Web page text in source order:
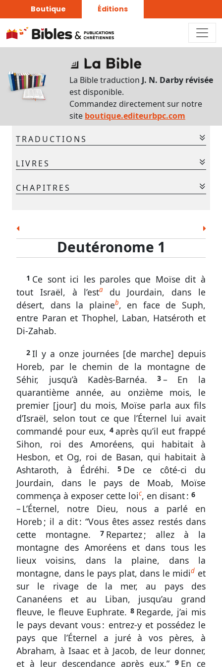
Boutique Éditions
La Bible traduction J. N. Darby révisée
est disponible.
Commandez directement sur notre
site boutique.editeurbpc.com
TRADUCTIONS
La Bible - Traduction J. N. Darby
LIVRES
Ancien Testament
Jér. Lam. Ézé. Dan.
Soph.
Agg. Zach. Mal.
Nouveau Testament
2 Cor.
Gal.
2 Jean 3 Jean Jude
CHAPITRES
17 18 19 20
22
23 24 25 26 27
28
29
30 31 32 33 34
Deutéronome 1
1 Ce sont ici les paroles que Moïse dit à
tout Israël, à l’estadu Jourdain, dans le
désert, dans la plaineb, en face de Suph,
entre Paran et Thophel, Laban, Hatséroth et
Di-Zahab.
2 Il y a onze journées [de marche] depuis
Horeb, par le chemin de la montagne de
Séhir, jusqu’à Kadès-Barnéa.3 – En la
quarantième année, au onzième mois, le
premier [jour] du mois, Moïse parla aux fils
d’Israël, selon tout ce que l’Éternel lui avait
commandé pour eux, 4 après qu’il eut frappé
Sihon, roi des Amoréens, qui habitait à
Hesbon, et Og, roi de Basan, qui habitait à
Ashtaroth, à Édréhi.
5 De ce côté-ci du
Jourdain, dans le pays de Moab, Moïse
commença à exposer cette loic, en disant :6
– L’Éternel, notre Dieu, nous a parlé en
Horeb ; il a dit : “Vous êtes assez restés dans
cette montagne.7 Repartez ; allez à la
montagne des Amoréens et dans tous les
lieux voisins, dans la plaine, dans la
montagne, dans le pays plat, dans le midid et
sur le rivage de la mer, au pays des
Cananéens et au Liban, jusqu’au grand
fleuve, le fleuve Euphrate.8 Regarde, j’ai mis
le pays devant vous : entrez-y et possédez le
pays que l’Éternel a juré à vos pères, à
Abraham, à Isaac et à Jacob, de leur donner,
et à leur descendance après eux.” 9 En ce
ce
chapitre
Interlinéaire
Français-
hébreu
bibliques
les
Écritures
Deutéronome
à
18
Une
attristante :
quelle
perte
temps !
Deutéronome
1.
19
à
28
Une
apparente
prudence
Deutéronome
1.
29
à
46
Incrédulité
et
obstination